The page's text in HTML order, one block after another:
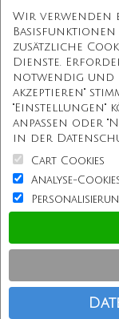
ÜBER UNS
Information
Kundenservice
Einkaufen bei uns
Copyright ©
Wir verwenden
zusätzliche
Dienste.
notwendig und
akzeptieren"
"Einstellungen"
anpassen oder
in der
Cart Cookies
Analyse-